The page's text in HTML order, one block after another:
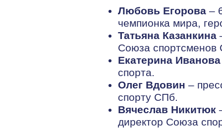
Любовь Егорова –
чемпионка мира,
Татьяна Казанкина
Союза спортсменов
Екатерина Иванова
спорта.
Олег Вдовин –
спорту СПб.
Вячеслав Никитюк
директор Союза